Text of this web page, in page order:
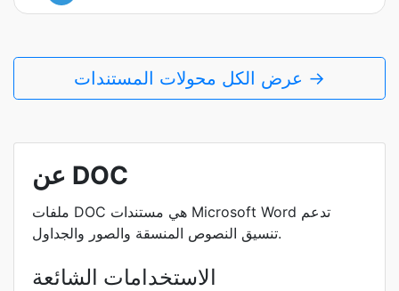
عرض الكل محولات المستندات →
عن DOC
ملفات DOC هي مستندات Microsoft Word تدعم
تنسيق النصوص المنسقة والصور والجداول.
الاستخدامات الشائعة